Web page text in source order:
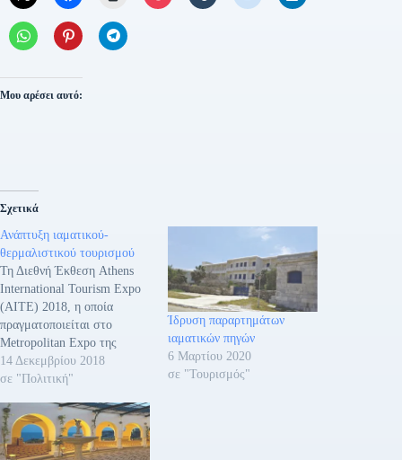
Μου αρέσει αυτό:
Σχετικά
Ανάπτυξη ιαματικού-
θερμαλιστικού τουρισμού
Τη Διεθνή Έκθεση Athens
International Tourism Expo
(ΑΙΤΕ) 2018, η οποία
πραγματοποιείται στο
Metropolitan Expo της
Αθήνας με τη στήριξη του
ΕΟΤ και τιμώμενη χώρα το
Υπουργός Τουρισμού, κ.
Έλενα Κουντουρά. Το
Υπουργείο Τουρισμού, στο
14 Δεκεμβρίου 2018
σε "Πολιτική"
Ίδρυση παραρτημάτων
ιαματικών πηγών
6 Μαρτίου 2020
σε "Τουρισμός"